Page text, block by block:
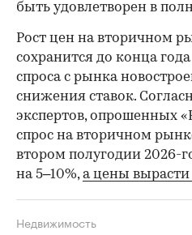
быть удовлетворен в
Рост цен на вторичном
сохранится до конца
спроса с рынка
снижения ставок.
экспертов, опрошенных
спрос на вторичном
втором полугодии 2026-
на 5–10%,а цены вырасти
Недвижимость